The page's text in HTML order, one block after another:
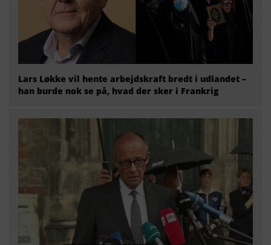
Lars Løkke vil hente arbejdskraft bredt i udlandet –
han burde nok se på, hvad der sker i Frankrig